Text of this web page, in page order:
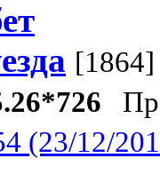
[1864]
(23/12/